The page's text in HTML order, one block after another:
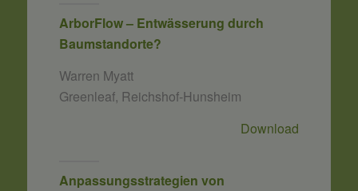
ArborFlow – Entwässerung durch
Baumstandorte?
Warren Myatt
Greenleaf, Reichshof-Hunsheim
Download
Anpassungsstrategien von